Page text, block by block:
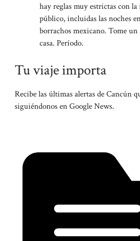
hay reglas muy estrictas con
público, incluidas las noches
borrachos mexicano. Tome
casa. Período.
Tu viaje importa
Recibe las últimas alertas de Cancún
siguiéndonos en Google News.